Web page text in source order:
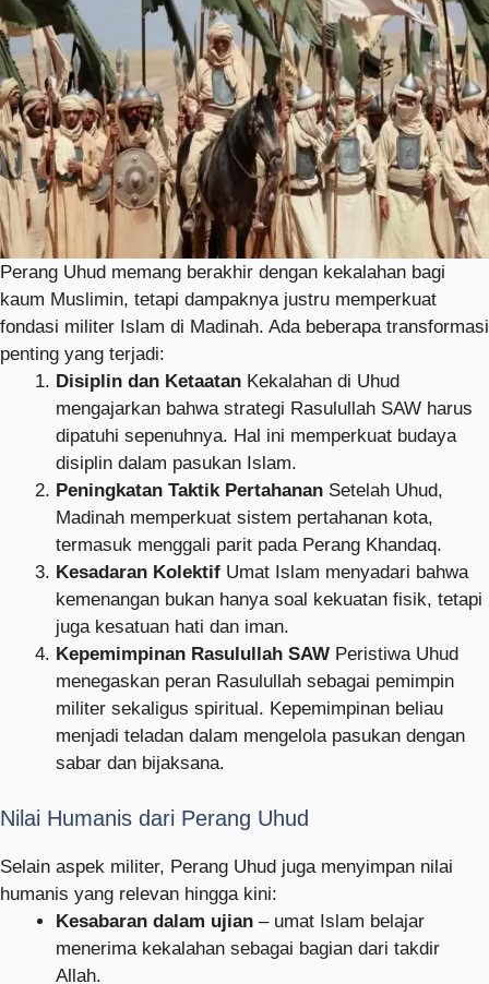
Perang Uhud memang berakhir dengan kekalahan bagi
kaum Muslimin, tetapi dampaknya justru memperkuat
fondasi militer Islam di Madinah. Ada beberapa transformasi
penting yang terjadi:
Disiplin dan Ketaatan Kekalahan di Uhud
mengajarkan bahwa strategi Rasulullah SAW harus
dipatuhi sepenuhnya. Hal ini memperkuat budaya
disiplin dalam pasukan Islam.
Peningkatan Taktik Pertahanan Setelah Uhud,
Madinah memperkuat sistem pertahanan kota,
termasuk menggali parit pada Perang Khandaq.
Kesadaran Kolektif Umat Islam menyadari bahwa
kemenangan bukan hanya soal kekuatan fisik, tetapi
juga kesatuan hati dan iman.
Kepemimpinan Rasulullah SAW Peristiwa Uhud
menegaskan peran Rasulullah sebagai pemimpin
militer sekaligus spiritual. Kepemimpinan beliau
menjadi teladan dalam mengelola pasukan dengan
sabar dan bijaksana.
Nilai Humanis dari Perang Uhud
Selain aspek militer, Perang Uhud juga menyimpan nilai
humanis yang relevan hingga kini:
Kesabaran dalam ujian – umat Islam belajar
menerima kekalahan sebagai bagian dari takdir
Allah.